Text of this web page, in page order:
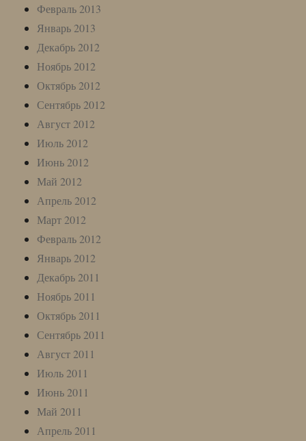
Февраль 2013
Январь 2013
Декабрь 2012
Ноябрь 2012
Октябрь 2012
Сентябрь 2012
Август 2012
Июль 2012
Июнь 2012
Май 2012
Апрель 2012
Март 2012
Февраль 2012
Январь 2012
Декабрь 2011
Ноябрь 2011
Октябрь 2011
Сентябрь 2011
Август 2011
Июль 2011
Июнь 2011
Май 2011
Апрель 2011